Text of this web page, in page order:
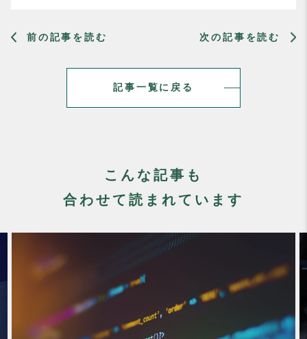
前の記事を読む
記事一覧に戻る
次の記事を読む
こんな記事も
合わせて読まれています